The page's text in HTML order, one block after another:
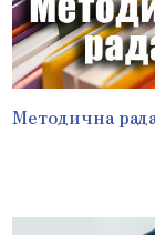
Методична